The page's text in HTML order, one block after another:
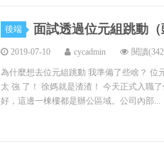
後端 面試透過位元組跳動
2019-07-10 cycadmin 閱讀
為什麼想去位元組跳動 我準備了些啥？ 位
太 強 了！ 徐媽就是渣渣！ 今天正式入職
好，這邊一棟樓都是辦公區域。公司內部...